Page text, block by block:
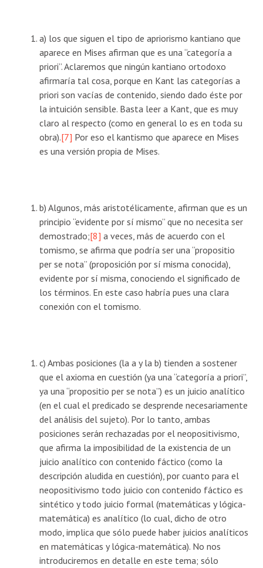
a) los que siguen el tipo de apriorismo kantiano que
aparece en Mises afirman que es una “categoría a
priori”. Aclaremos que ningún kantiano ortodoxo
afirmaría tal cosa, porque en Kant las categorías a
priori son vacías de contenido, siendo dado éste por
la intuición sensible. Basta leer a Kant, que es muy
claro al respecto (como en general lo es en toda su
obra).[7] Por eso el kantismo que aparece en Mises
es una versión propia de Mises.
b) Algunos, más aristotélicamente, afirman que es un
principio “evidente por sí mismo” que no necesita ser
demostrado;[8] a veces, más de acuerdo con el
tomismo, se afirma que podría ser una “propositio
per se nota” (proposición por sí misma conocida),
evidente por sí misma, conociendo el significado de
los términos. En este caso habría pues una clara
conexión con el tomismo.
c) Ambas posiciones (la a y la b) tienden a sostener
que el axioma en cuestión (ya una “categoría a priori”,
ya una “propositio per se nota”) es un juicio analítico
(en el cual el predicado se desprende necesariamente
del análisis del sujeto). Por lo tanto, ambas
posiciones serán rechazadas por el neopositivismo,
que afirma la imposibilidad de la existencia de un
juicio analítico con contenido fáctico (como la
descripción aludida en cuestión), por cuanto para el
neopositivismo todo juicio con contenido fáctico es
sintético y todo juicio formal (matemáticas y lógica-
matemática) es analítico (lo cual, dicho de otro
modo, implica que sólo puede haber juicios analíticos
en matemáticas y lógica-matemática). No nos
introduciremos en detalle en este tema; sólo